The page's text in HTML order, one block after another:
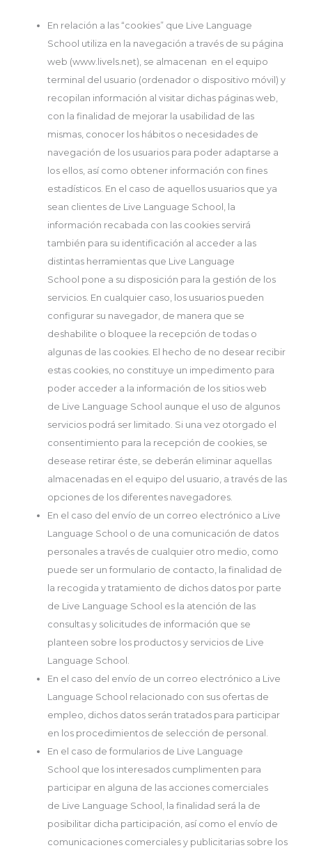
En relación a las “cookies” que Live Language
School utiliza en la navegación a través de su página
web (www.livels.net), se almacenan en el equipo
terminal del usuario (ordenador o dispositivo móvil) y
recopilan información al visitar dichas páginas web,
con la finalidad de mejorar la usabilidad de las
mismas, conocer los hábitos o necesidades de
navegación de los usuarios para poder adaptarse a
los ellos, así como obtener información con fines
estadísticos. En el caso de aquellos usuarios que ya
sean clientes de Live Language School, la
información recabada con las cookies servirá
también para su identificación al acceder a las
distintas herramientas que Live Language
School pone a su disposición para la gestión de los
servicios. En cualquier caso, los usuarios pueden
configurar su navegador, de manera que se
deshabilite o bloquee la recepción de todas o
algunas de las cookies. El hecho de no desear recibir
estas cookies, no constituye un impedimento para
poder acceder a la información de los sitios web
de Live Language School aunque el uso de algunos
servicios podrá ser limitado. Si una vez otorgado el
consentimiento para la recepción de cookies, se
desease retirar éste, se deberán eliminar aquellas
almacenadas en el equipo del usuario, a través de las
opciones de los diferentes navegadores.
En el caso del envío de un correo electrónico a Live
Language School o de una comunicación de datos
personales a través de cualquier otro medio, como
puede ser un formulario de contacto, la finalidad de
la recogida y tratamiento de dichos datos por parte
de Live Language School es la atención de las
consultas y solicitudes de información que se
planteen sobre los productos y servicios de Live
Language School.
En el caso del envío de un correo electrónico a Live
Language School relacionado con sus ofertas de
empleo, dichos datos serán tratados para participar
en los procedimientos de selección de personal.
En el caso de formularios de Live Language
School que los interesados cumplimenten para
participar en alguna de las acciones comerciales
de Live Language School, la finalidad será la de
posibilitar dicha participación, así como el envío de
comunicaciones comerciales y publicitarias sobre los